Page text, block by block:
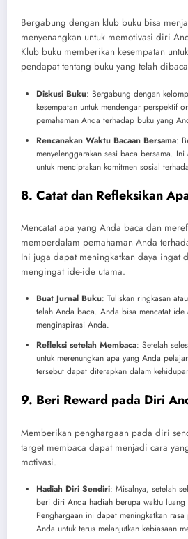
Bergabung dengan klub buku bisa
menyenangkan untuk memotivasi diri
Klub buku memberikan kesempatan
pendapat tentang buku yang telah
Diskusi Buku: Bergabung dengan
kesempatan untuk mendengar perspektif
pemahaman Anda terhadap buku yang
Rencanakan Waktu Bacaan Bersama:
menyelenggarakan sesi baca bersama.
untuk menciptakan komitmen sosial
8. Catat dan Refleksikan
Mencatat apa yang Anda baca dan
memperdalam pemahaman Anda
Ini juga dapat meningkatkan daya ingat
mengingat ide-ide utama.
Buat Jurnal Buku: Tuliskan ringkasan
telah Anda baca. Anda bisa mencatat ide
menginspirasi Anda.
Refleksi setelah Membaca: Setelah
untuk merenungkan apa yang Anda
tersebut dapat diterapkan dalam
9. Beri Reward pada Diri
Memberikan penghargaan pada diri
target membaca dapat menjadi cara
motivasi.
Hadiah Diri Sendiri: Misalnya, setelah
beri diri Anda hadiah berupa waktu
Penghargaan ini dapat meningkatkan
Anda untuk terus melanjutkan kebiasaan